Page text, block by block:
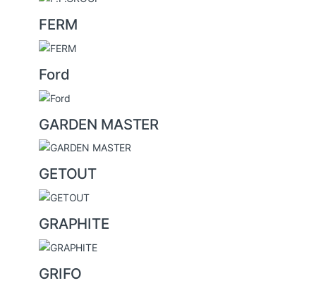
FERM
Ford
GARDEN MASTER
GETOUT
GRAPHITE
GRIFO